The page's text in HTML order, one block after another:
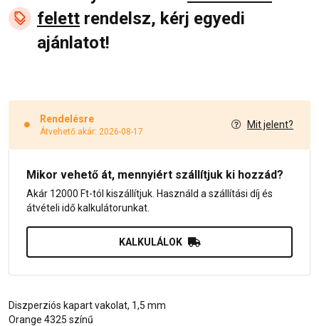
felett rendelsz, kérj egyedi
ajánlatot!
Rendelésre
Átvehető akár: 2026-08-17
Mit jelent?
Mikor vehető át, mennyiért szállítjuk ki hozzád?
Akár 12000 Ft-tól kiszállítjuk. Használd a szállítási díj és
átvételi idő kalkulátorunkat.
KALKULÁLOK
Diszperziós kapart vakolat, 1,5 mm
Orange 4325 színű